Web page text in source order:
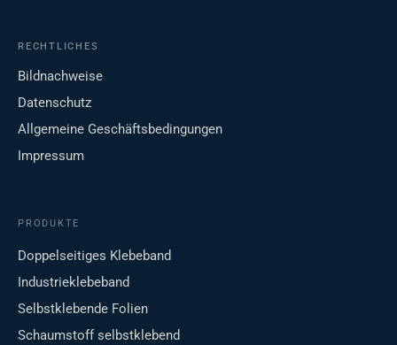
RECHTLICHES
Bildnachweise
Datenschutz
Allgemeine Geschäftsbedingungen
Impressum
PRODUKTE
Doppelseitiges Klebeband
Industrieklebeband
Selbstklebende Folien
Schaumstoff selbstklebend